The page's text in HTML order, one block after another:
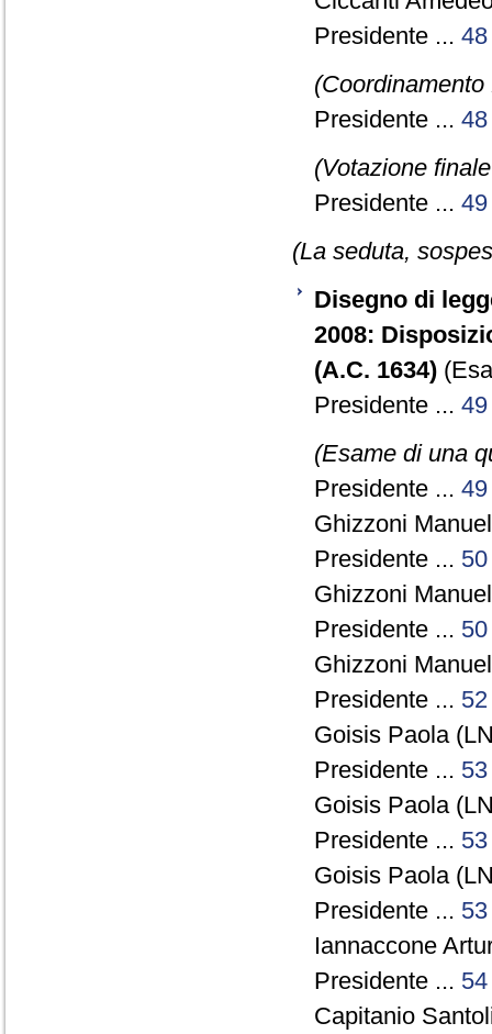
Presidente ... 48
Presidente ... 48
(Votazione
Presidente ... 49
(La seduta,
Disegno di
2008:
(A.C. 1634)
Presidente ... 49
(Esame di una
Presidente ... 49
Ghizzoni
Presidente ... 50
Ghizzoni
Presidente ... 50
Ghizzoni
Presidente ... 52
Goisis Paola
Presidente ... 53
Goisis Paola
Presidente ... 53
Goisis Paola
Presidente ... 53
Iannaccone
Presidente ... 54
Capitanio